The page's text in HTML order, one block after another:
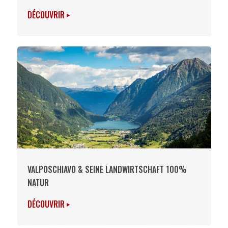
DÉCOUVRIR
VALPOSCHIAVO & SEINE LANDWIRTSCHAFT 100%
NATUR
DÉCOUVRIR